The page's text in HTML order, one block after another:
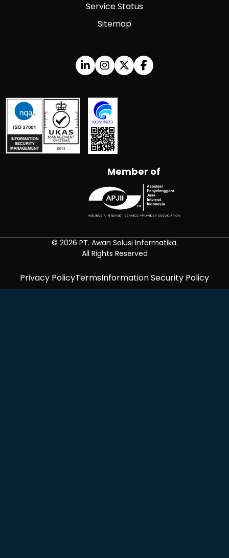
Service Status
Sitemap
Member of
© 2026 PT. Awan Solusi Informatika.
All Rights Reserved
Privacy PolicyTermsInformation Security Policy